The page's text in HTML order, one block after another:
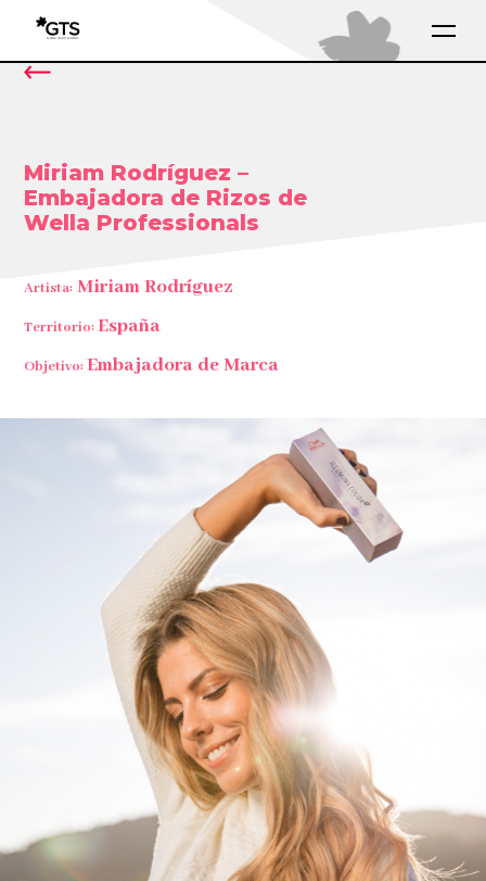
Miriam Rodríguez –
Embajadora de Rizos de
Wella Professionals
Artista: Miriam Rodríguez
Territorio:España
Objetivo:Embajadora de Marca